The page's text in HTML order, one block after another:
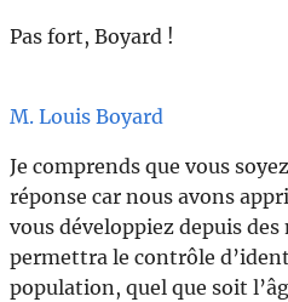
Pas fort, Boyard !
M. Louis Boyard
Je comprends que vous
réponse car nous avons
vous développiez depuis
permettra le contrôle
population, quel que soit